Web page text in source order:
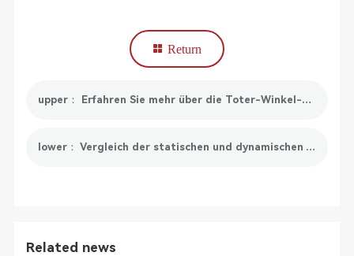
Return
upper： Erfahren Sie mehr über die Toter-Winkel-Kalibrierung von 7 Aspects
lower： Vergleich der statischen und dynamischen ADAS-Kalibrierung: Genauigkeit, Zeit, Kosten
Related news